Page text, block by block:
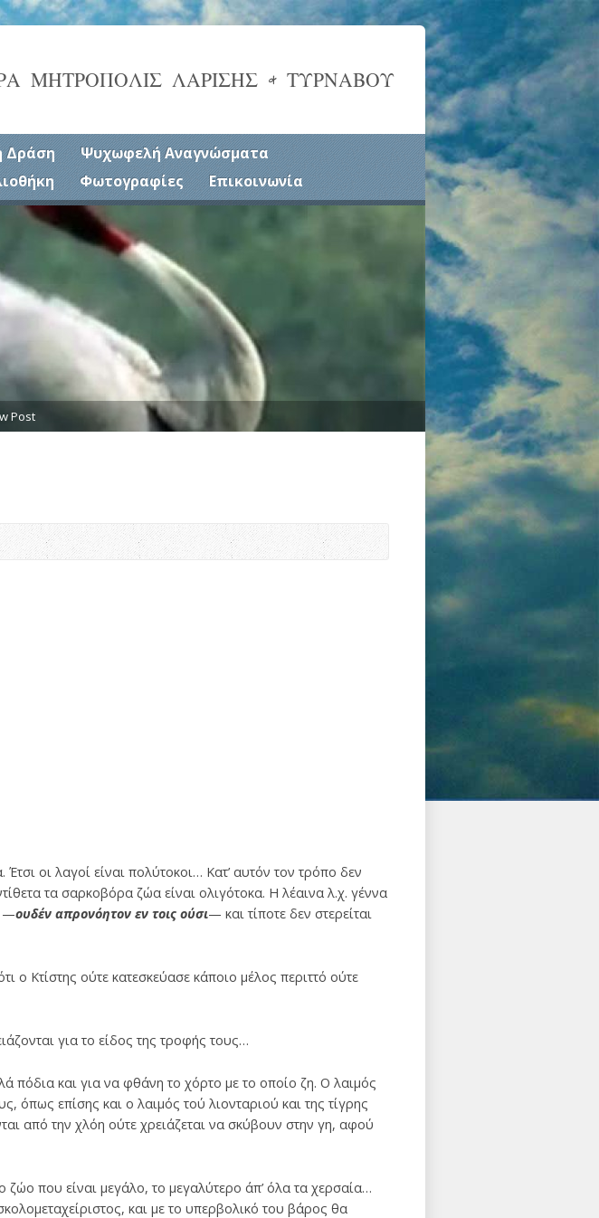
ΜΗΤΡΟΠΟΛΙΣ ΛΑΡΙΣΗΣ & ΤΥΡΝΑΒΟΥ
Δράση
Ψυχωφελή Αναγνώσματα
Φωτογραφίες Επικοινωνία
Post
οι λαγοί είναι πολύτοκοι… Κατ’ αυτόν τον τρόπο δεν
τα σαρκο­βόρα ζώα είναι ολιγότοκα. Η λέαινα λ.χ. γέννα
—ουδέν απρονόητον εν τοις ούσι— και τίποτε δεν στερείται
Κτίστης ούτε κατεσκεύασε κάποιο μέλος περιττό ούτε
για το είδος της τροφής τους…
πόδια και για να φθάνη το χόρτο με το οποίο ζη. Ο λαιμός
όπως επίσης και ο λαιμός τού λιονταριού και της τίγρης
από την χλόη ούτε χρειάζεται να σκύβουν στην γη, αφού
ζώο που είναι μεγάλο, το μεγαλύτερο άπ’ όλα τα χερσαία…
και με το υπερβολικό του βάρος θα